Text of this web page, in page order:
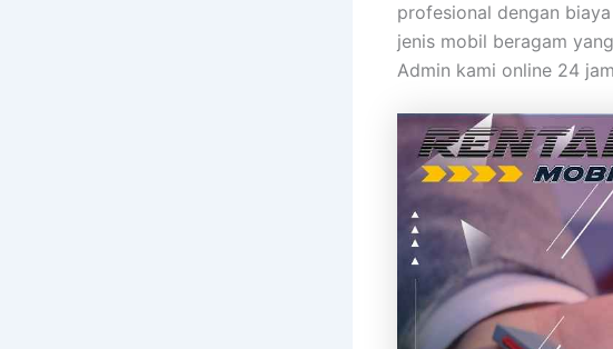
profesional dengan
jenis mobil beragam
Admin kami online 24